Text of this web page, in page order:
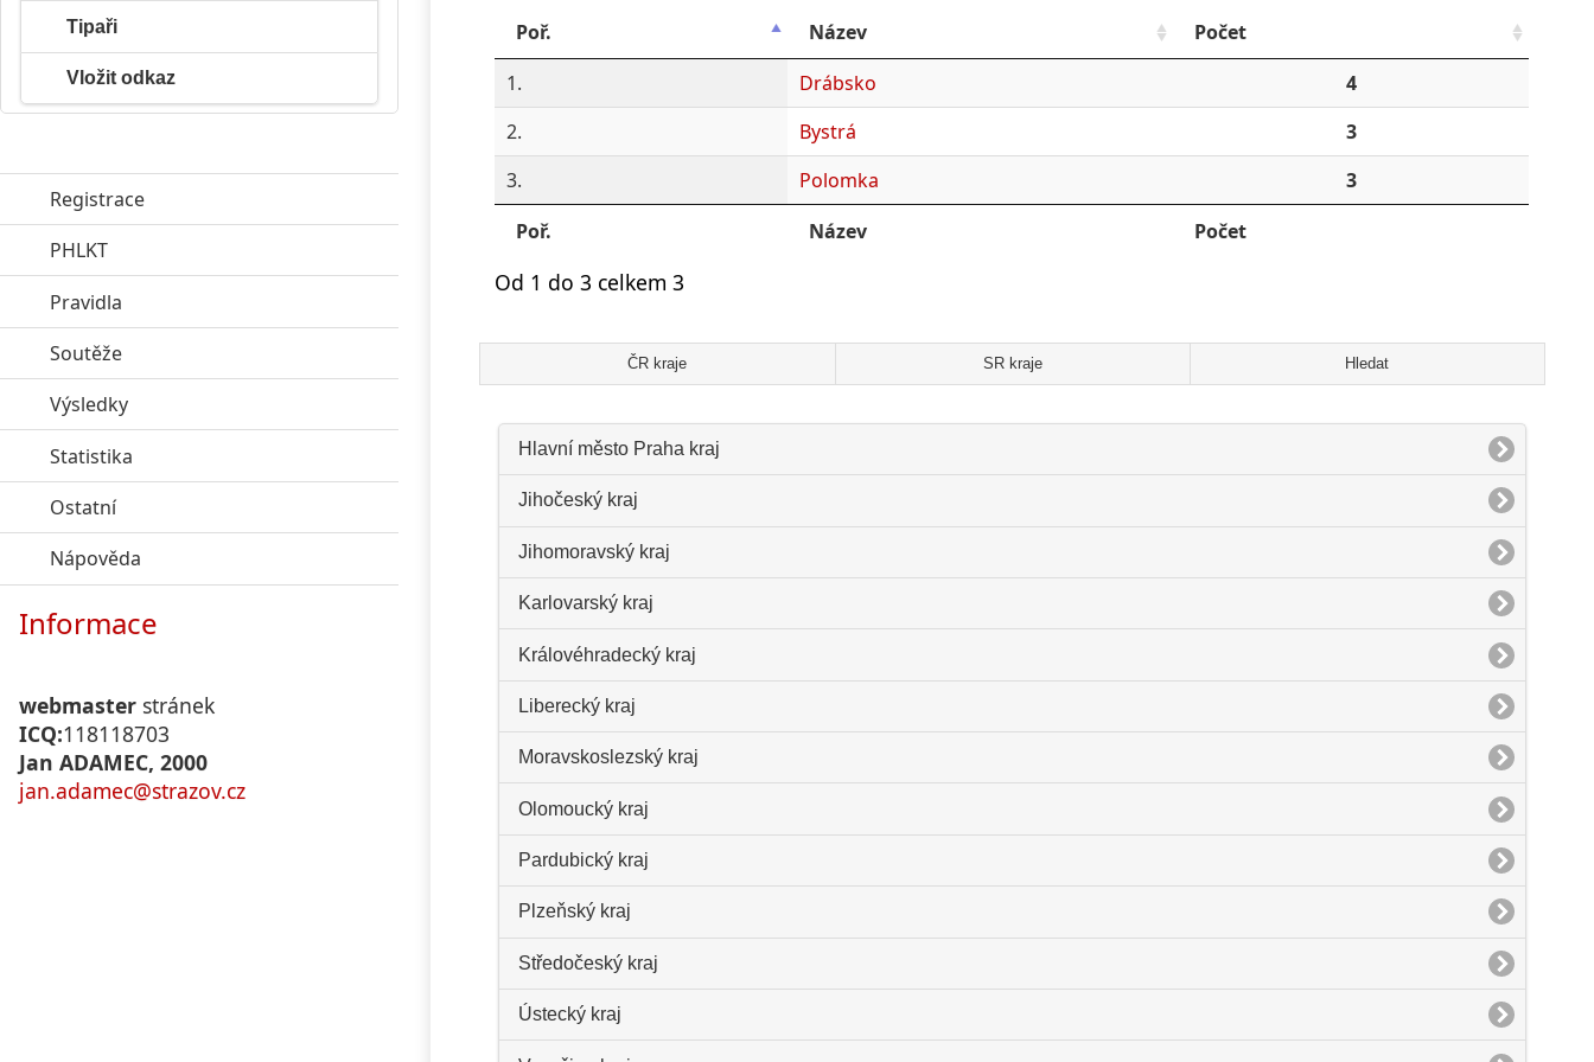
Poř.
Název
Počet
1.
Drábsko
4
2.
Bystrá
3
3.
Polomka
3
Poř.
Název Počet
Od 1 do 3 celkem 3
ČR kraje SR kraje Hledat
Hlavní město Praha kraj
Jihočeský kraj
Jihomoravský kraj
Karlovarský kraj
Královéhradecký kraj
Liberecký kraj
Moravskoslezský kraj
Olomoucký kraj
Pardubický kraj
Plzeňský kraj
Středočeský kraj
Ústecký kraj
Tipaři
Vložit odkaz
Registrace
PHLKT
Pravidla
Soutěže
Výsledky
Statistika
Ostatníclick to expand contents
Nápověda
Informace
webmaster stránek
ICQ:118118703
Jan ADAMEC, 2000
jan.adamec@strazov.cz